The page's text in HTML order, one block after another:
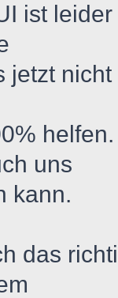
ist
jetzt
uns
kann.
das